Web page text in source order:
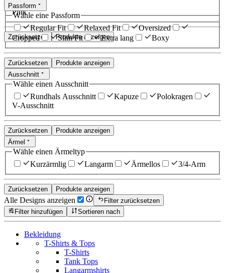
Pink
Zurücksetzen Produkte anzeigen
Passform
Wähle eine Passform
Regular Fit
Relaxed Fit
Oversized
Cropped
Slim Fit Extra lang Boxy
Zurücksetzen
Produkte anzeigen
Ausschnitt
Wähle einen Ausschnitt
Rundhals Ausschnitt
Kapuze
Polokragen
V-Ausschnitt
Zurücksetzen
Produkte anzeigen
Ärmel
Wähle einen Ärmeltyp
Kurzärmlig
Langarm Ärmellos 3/4-Arm
Zurücksetzen Produkte anzeigen
Alle Designs anzeigen
Filter zurücksetzen
Filter hinzufügen
Sortieren nach
Bekleidung
T-Shirts & Tops
T-Shirts
Tank Tops
Langarmshirts